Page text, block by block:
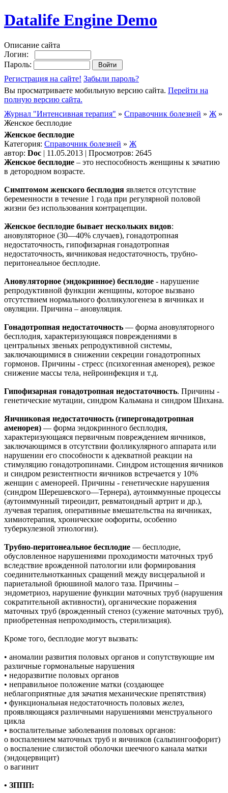
Datalife Engine Demo
Описание сайта
Логин:
Пароль:
Регистрация на сайте! Забыли пароль?
Вы просматриваете мобильную версию сайта. Перейти на
полную версию сайта.
Журнал "Интенсивная терапия" » Справочник болезней » Ж »
Женское бесплодие
Женское бесплодие
Категория: Справочник болезней » Ж
автор: Doc | 11.05.2013 | Просмотров: 2645
Женское бесплодие – это неспособность женщины к зачатию
в детородном возрасте.
Симптомом женского бесплодия является отсутствие
беременности в течение 1 года при регулярной половой
жизни без использования контрацепции.
Женское бесплодие бывает нескольких видов:
ановуляторное (30—40% случаев), гонадотропная
недостаточность, гипофизарная гонадотропная
недостаточность, яичниковая недостаточность, трубно-
перитонеальное бесплодие.
Ановуляторное (эндокринное) бесплодие - нарушение
репродуктивной функции женщины, которое вызвано
отсутствием нормального фолликулогенеза в яичниках и
овуляции. Причина – ановуляция.
Гонадотропная недостаточность — форма ановуляторного
бесплодия, характеризующаяся повреждениями в
центральных звеньях репродуктивной системы,
заключающимися в снижении секреции гонадотропных
гормонов. Причины - стресс (психогенная аменорея), резкое
снижение массы тела, нейроинфекция и т.д.
Гипофизарная гонадотропная недостаточность. Причины -
генетические мутации, синдром Кальмана и синдром Шихана.
Яичниковая недостаточность (гипергонадотропная
аменорея) — форма эндокринного бесплодия,
характеризующаяся первичным повреждением яичников,
заключающимся в отсутствии фолликулярного аппарата или
нарушении его способности к адекватной реакции на
стимуляцию гонадотропинами. Синдром истощения яичников
и синдром резистентности яичников встречается у 10%
женщин с аменореей. Причины - генетические нарушения
(синдром Шерешевского—Тернера), аутоиммунные процессы
(аутоиммунный тиреоидит, ревматоидный артрит и др.),
лучевая терапия, оперативные вмешательства на яичниках,
химиотерапия, хронические оофориты, особенно
туберкулезной этиологии).
Трубно-перитонеальное бесплодие — бесплодие,
обусловленное нарушениями проходимости маточных труб
вследствие врожденной патологии или формирования
соединительнотканных сращений между висцеральной и
париетальной брюшиной малого таза. Причины –
эндометриоз, нарушение функции маточных труб (нарушения
сократительной активности), органические поражения
маточных труб (врожденный стеноз (сужение маточных труб),
приобретенная непроходимость, стерилизация).
Кроме того, бесплодие могут вызвать:
• аномалии развития половых органов и сопутствующие им
различные гормональные нарушения
• недоразвитие половых органов
• неправильное положение матки (создающее
неблагоприятные для зачатия механические препятствия)
• функциональная недостаточность половых желез,
проявляющаяся различными нарушениями менструального
цикла
• воспалительные заболевания половых органов:
o воспалением маточных труб и яичников (сальпингоофорит)
o воспаление слизистой оболочки шеечного канала матки
(эндоцервицит)
o вагинит
• ЗППП: